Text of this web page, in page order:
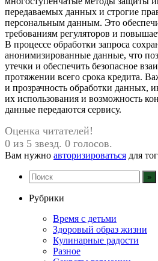
передаваемых данных и строгие
персональным данным. Это
требованиям регуляторов и
В процессе обработки запроса
анонимизированные данные, что
утечки и обеспечить безопасное
протяжении всего срока кредита.
и прозрачность обработки данных,
их использования и возможность
данные передаются сервису.
Оценка читателей!
0 из 5 звезд. 0 голосов.
Вам нужно авторизироваться для
Рубрики
Время с детьми
Здоровый образ жизни
Кулинарные радости
Разное